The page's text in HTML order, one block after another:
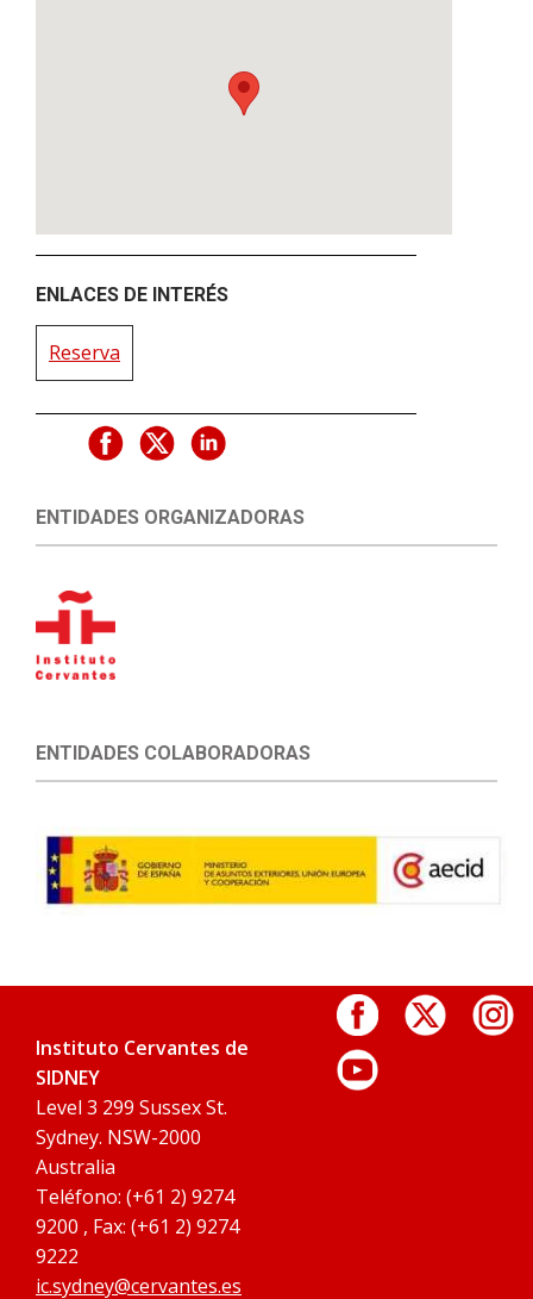
ENLACES DE INTERÉS
Reserva
ENTIDADES ORGANIZADORAS
ENTIDADES COLABORADORAS
Instituto Cervantes de
SIDNEY
Level 3 299 Sussex St.
Sydney. NSW-2000
Australia
Teléfono: (+61 2) 9274
9200 , Fax: (+61 2) 9274
9222
ic.sydney@cervantes.es